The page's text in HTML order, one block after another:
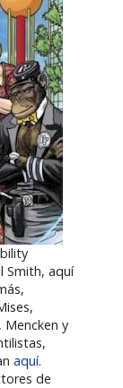
Smith, aquí
Mencken y
aquí.
de